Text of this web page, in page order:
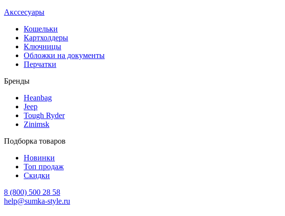
Акссесуары
Кошельки
Картхолдеры
Ключницы
Обложки на документы
Перчатки
Бренды
Heanbag
Jeep
Tough Ryder
Zinimsk
Подборка товаров
Новинки
Топ продаж
Скидки
8 (800) 500 28 58
help@sumka-style.ru